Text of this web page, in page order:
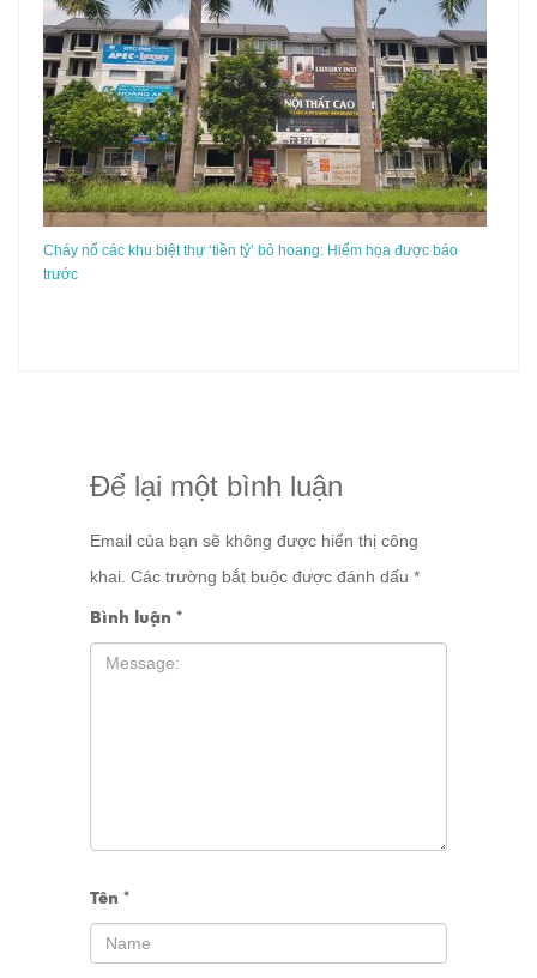
Cháy nổ các khu biệt thự ‘tiền tỷ’ bỏ hoang: Hiểm họa được báo
trước
Để lại một bình luận
Email của bạn sẽ không được hiển thị công
khai. Các trường bắt buộc được đánh dấu *
Bình luận *
Tên *